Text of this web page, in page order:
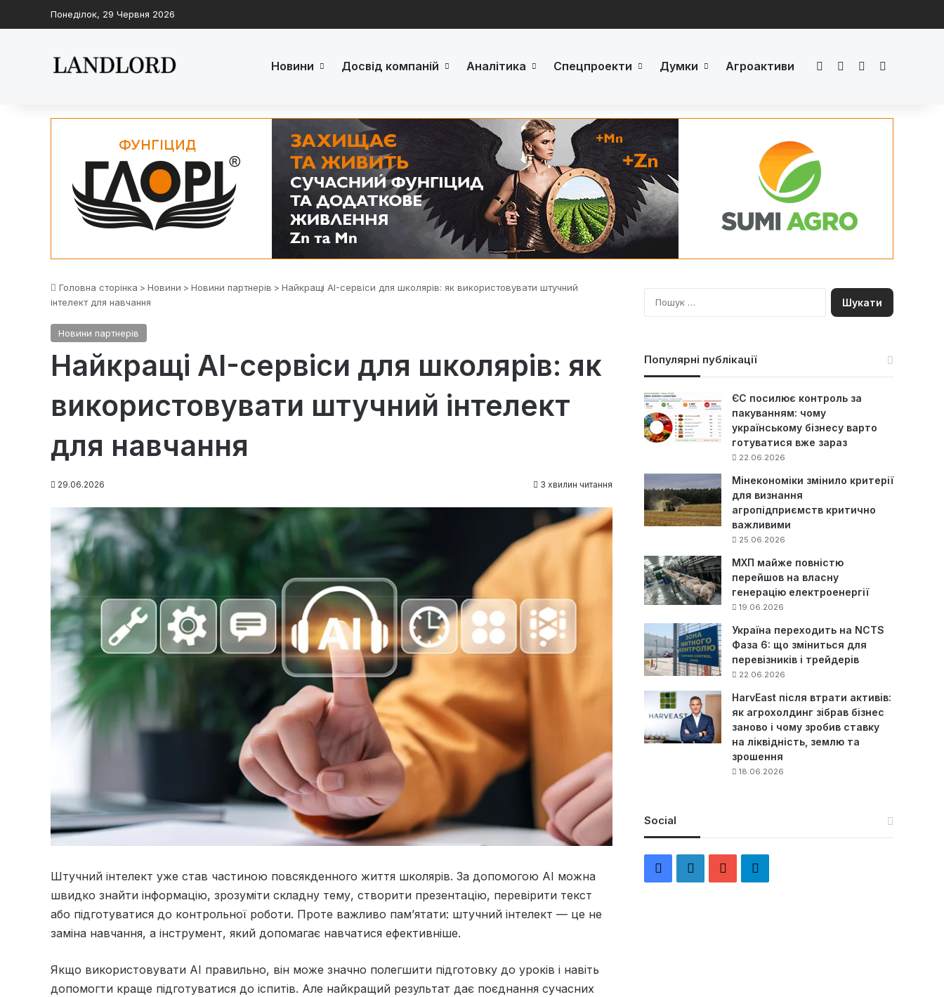
Понеділок, 29 Червня 2026
Новини Досвід компаній Аналітика Спецпроекти Думки Агроактиви FacebookLinkedInYouTube
Головна сторінка > Новини > Новини партнерів > Найкращі AI-сервіси для школярів: як використовувати штучний
інтелект для навчання
Новини партнерів
Найкращі AI-сервіси для школярів: як
використовувати штучний інтелект
для навчання
29.06.2026 3 хвилин читання
Штучний інтелект уже став частиною повсякденного життя школярів. За допомогою AI можна
швидко знайти інформацію, зрозуміти складну тему, створити презентацію, перевірити текст
або підготуватися до контрольної роботи. Проте важливо пам’ятати: штучний інтелект — це не
заміна навчання, а інструмент, який допомагає навчатися ефективніше.
Якщо використовувати AI правильно, він може значно полегшити підготовку до уроків і навіть
допомогти краще підготуватися до іспитів. Але найкращий результат дає поєднання сучасних
П
о
Популярні публікації
ЄС посилює контроль за
пакуванням: чому
українському бізнесу варто
готуватися вже зараз
22.06.2026
Мінекономіки змінило критерії
для визнання
агропідприємств критично
важливими
25.06.2026
МХП майже повністю
перейшов на власну
генерацію електроенергії
19.06.2026
Україна переходить на NCTS
Фаза 6: що зміниться для
перевізників і трейдерів
22.06.2026
HarvEast після втрати активів:
як агрохолдинг зібрав бізнес
заново і чому зробив ставку
на ліквідність, землю та
зрошення
18.06.2026
Social